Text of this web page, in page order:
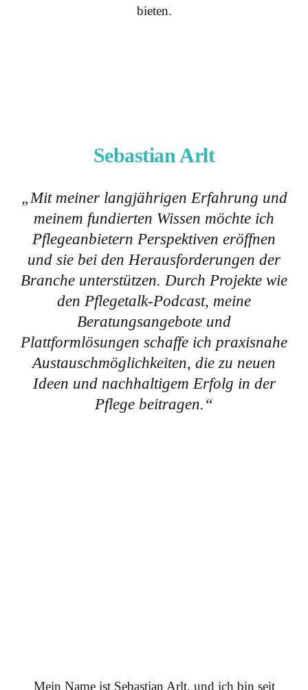
bieten.
Sebastian Arlt
„Mit meiner langjährigen Erfahrung und
meinem fundierten Wissen möchte ich
Pflegeanbietern Perspektiven eröffnen
und sie bei den Herausforderungen der
Branche unterstützen. Durch Projekte wie
den Pflegetalk-Podcast, meine
Beratungsangebote und
Plattformlösungen schaffe ich praxisnahe
Austauschmöglichkeiten, die zu neuen
Ideen und nachhaltigem Erfolg in der
Pflege beitragen.“
Mein Name ist Sebastian Arlt, und ich bin seit